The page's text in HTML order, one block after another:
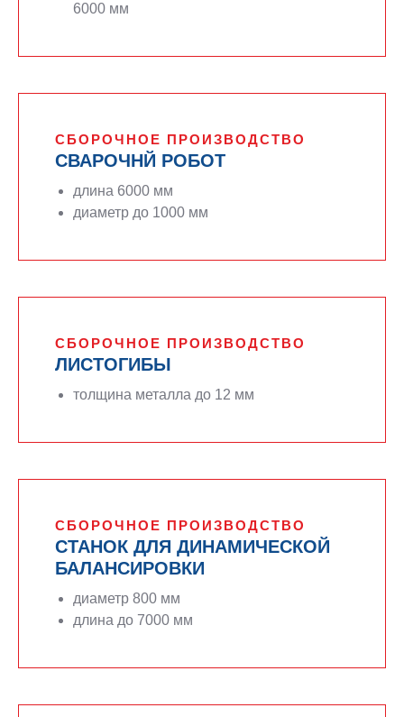
6000 мм
СБОРОЧНОЕ ПРОИЗВОДСТВО
СВАРОЧНЙ РОБОТ
длина 6000 мм
диаметр до 1000 мм
СБОРОЧНОЕ ПРОИЗВОДСТВО
ЛИСТОГИБЫ
толщина металла до 12 мм
СБОРОЧНОЕ ПРОИЗВОДСТВО
СТАНОК ДЛЯ ДИНАМИЧЕСКОЙ
БАЛАНСИРОВКИ
диаметр 800 мм
длина до 7000 мм